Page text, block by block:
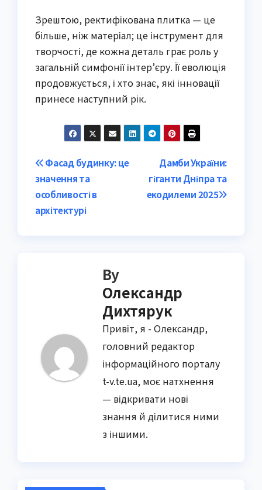
Зрештою, ректифікована плитка — це
більше, ніж матеріал; це інструмент для
творчості, де кожна деталь грає роль у
загальній симфонії інтер’єру. Її еволюція
продовжується, і хто знає, які інновації
принесе наступний рік.
Post
navigation
Дамби України:
гіганти Дніпра та
екодилеми 2025
Фасад будинку: це
значення та
особливості в
архітектурі
By
Олександр
Дихтярук
Привіт, я - Олександр,
головний редактор
інформаційного порталу
t-v.te.ua, моє натхнення
— відкривати нові
знання й ділитися ними
з іншими.